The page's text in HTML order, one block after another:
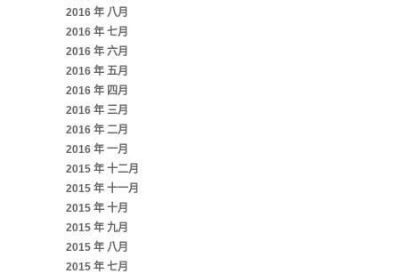
2016 年 八月
2016 年 七月
2016 年 六月
2016 年 五月
2016 年 四月
2016 年 三月
2016 年 二月
2016 年 一月
2015 年 十二月
2015 年 十一月
2015 年 十月
2015 年 九月
2015 年 八月
2015 年 七月